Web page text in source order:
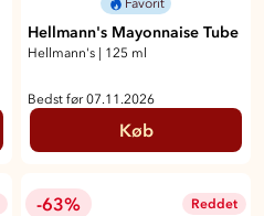
Favorit
Hellmann's Mayonnaise Tube
Hellmann's 125 ml
Bedst før 07.11.2026
Køb
-63% Reddet